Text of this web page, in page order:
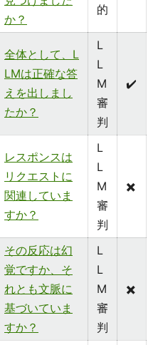
か？
的
全体として、L
LMは正確な答
えを出しまし
たか？
L
L
M
審
判
✔️
レスポンスは
リクエストに
関連していま
すか？
L
L
M
審
判
✖️
その反応は幻
覚ですか、そ
れとも文脈に
基づいていま
すか？
L
L
M
審
判
✖️